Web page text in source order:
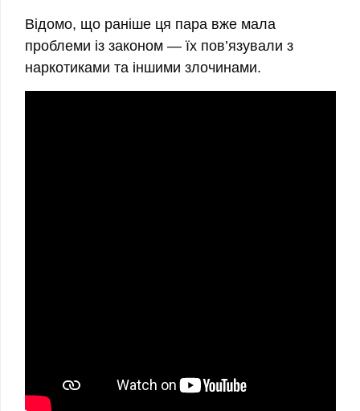
Відомо, що раніше ця пара вже мала
проблеми із законом — їх пов’язували з
наркотиками та іншими злочинами.